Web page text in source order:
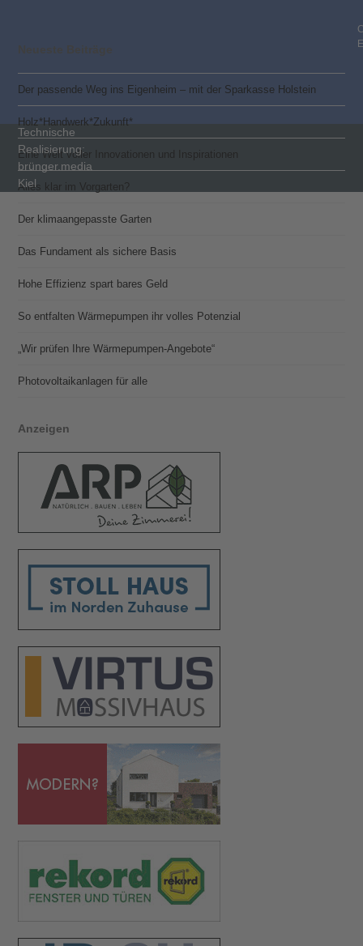
Der passende Weg ins Eigenheim – mit der Sparkasse Holstein
Holz*Handwerk*Zukunft*
Eine Welt voller Innovationen und Inspirationen
Alles klar im Vorgarten?
Der klimaangepasste Garten
Das Fundament als sichere Basis
Hohe Effizienz spart bares Geld
So entfalten Wärmepumpen ihr volles Potenzial
„Wir prüfen Ihre Wärmepumpen-Angebote“
Photovoltaik­­anlagen für alle
Anzeigen
Technische
Realisierung:
brünger.media
Kiel